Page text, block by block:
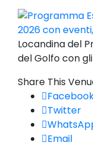
Locandina del
del Golfo con
Share This
Twitter
Email